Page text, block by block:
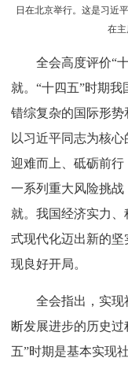
日在北京举行。这是习近
在
全会高度评价“
就。“十四五”时期
错综复杂的国际形势
以习近平同志为核心
迎难而上、砥砺前
一系列重大风险挑
就。我国经济实力
式现代化迈出新的
现良好开局。
全会指出，实
断发展进步的历史
五”时期是基本实现